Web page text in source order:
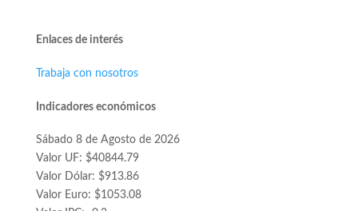
Enlaces de interés
Trabaja con nosotros
Indicadores económicos
Sábado 8 de Agosto de 2026
Valor UF: $40844.79
Valor Dólar: $913.86
Valor Euro: $1053.08